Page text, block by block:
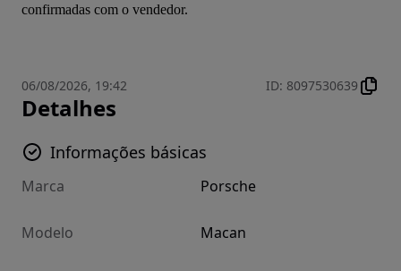
confirmadas com o vendedor.
06/08/2026, 19:42 ID: 8097530639
Detalhes
Informações básicas
Marca Porsche
Modelo Macan